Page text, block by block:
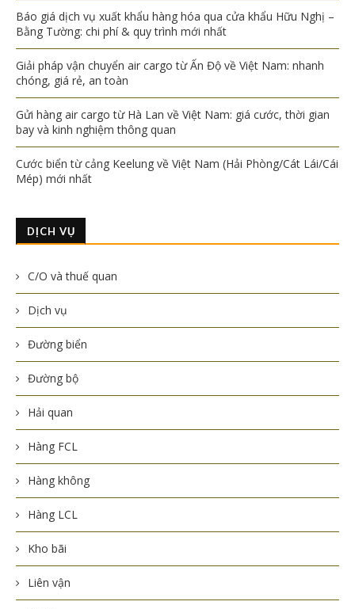
Báo giá dịch vụ xuất khẩu hàng hóa qua cửa khẩu Hữu Nghị –
Bằng Tường: chi phí & quy trình mới nhất
Giải pháp vận chuyển air cargo từ Ấn Độ về Việt Nam: nhanh
chóng, giá rẻ, an toàn
Gửi hàng air cargo từ Hà Lan về Việt Nam: giá cước, thời gian
bay và kinh nghiệm thông quan
Cước biển từ cảng Keelung về Việt Nam (Hải Phòng/Cát Lái/Cái
Mép) mới nhất
DỊCH VỤ
C/O và thuế quan
Dịch vụ
Đường biển
Đường bộ
Hải quan
Hàng FCL
Hàng không
Hàng LCL
Kho bãi
Liên vận